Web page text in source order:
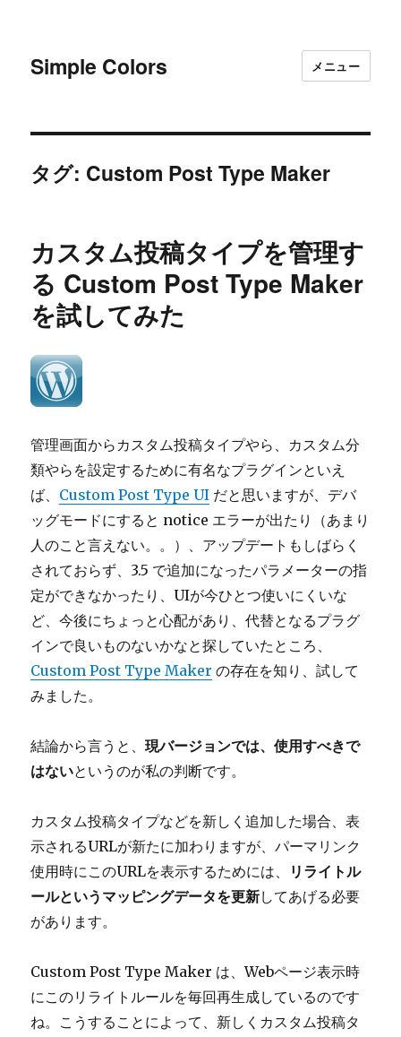
Simple Colors メニュー
タグ: Custom Post Type Maker
カスタム投稿タイプを管理す
る Custom Post Type Maker
を試してみた
管理画面からカスタム投稿タイプやら、カスタム分
類やらを設定するために有名なプラグインといえ
ば、 Custom Post Type UI だと思いますが、デバ
ッグモードにすると notice エラーが出たり（あまり
人のこと言えない。。）、アップデートもしばらく
されておらず、3.5 で追加になったパラメーターの指
定ができなかったり、UIが今ひとつ使いにくいな
ど、今後にちょっと心配があり、代替となるプラグ
インで良いものないかなと探していたところ、
Custom Post Type Maker の存在を知り、試して
みました。
結論から言うと、現バージョンでは、使用すべきで
はないというのが私の判断です。
カスタム投稿タイプなどを新しく追加した場合、表
示されるURLが新たに加わりますが、パーマリンク
使用時にこのURLを表示するためには、
リライトル
ールというマッピングデータを更新してあげる必要
があります。
Custom Post Type Maker は、Webページ表示時
にこのリライトルールを毎回再生成しているのです
ね。こうすることによって、新しくカスタム投稿タ